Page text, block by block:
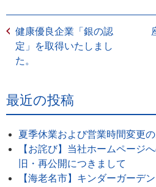
健康優良企業「銀の認
定」を取得いたしまし
た。
最近の投稿
夏季休業および営業時間変更
【お詫び】当社ホームページ
旧・再公開につきまして
【海老名市】キンダーガーデ